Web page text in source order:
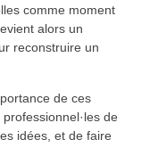
comme moment
alors un
reconstruire un
de ces
de
idées, et de faire